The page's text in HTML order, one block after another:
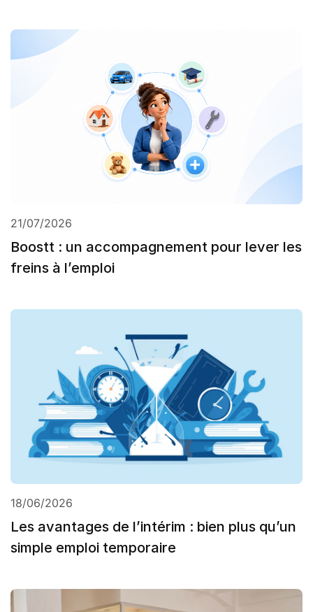
21/07/2026
Boostt : un accompagnement pour lever les
freins à l’emploi
18/06/2026
Les avantages de l’intérim : bien plus qu’un
simple emploi temporaire